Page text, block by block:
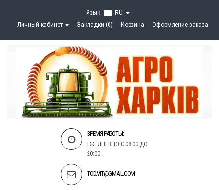
Язык
RU
Личный кабинет
Закладки (0) Корзина Оформление заказа
ВРЕМЯ РАБОТЫ:
ЕЖЕДНЕВНО С 08:00 ДО
20:00
TOD.VIT@GMAIL.COM